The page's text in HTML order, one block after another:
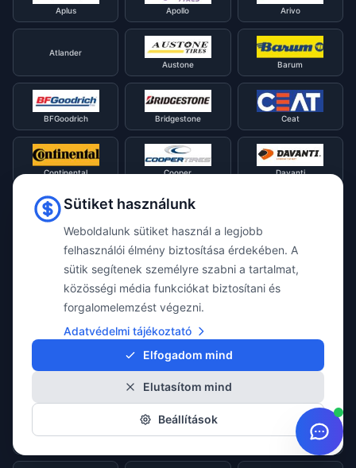
Aplus Apollo Arivo
Atlander
Austone
Barum
BFGoodrich Bridgestone Ceat
Continental Cooper Davanti
Debica
Double Star
Falken Firestone
General
Gripmax
Sütiket használunk
Weboldalunk sütiket használ a legjobb
felhasználói élmény biztosítása érdekében. A
sütik segítenek személyre szabni a tartalmat,
közösségi média funkciókat biztosítani és
forgalomelemzést végezni.
Adatvédelmi tájékoztató
Elfogadom mind
Elutasítom mind
Beállítások